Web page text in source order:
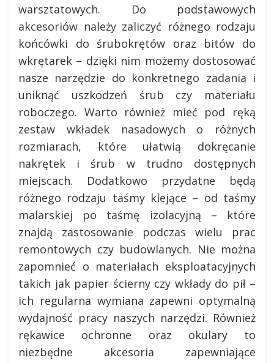
warsztatowych. Do podstawowych
akcesoriów należy zaliczyć różnego rodzaju
końcówki do śrubokrętów oraz bitów do
wkrętarek – dzięki nim możemy dostosować
nasze narzędzie do konkretnego zadania i
uniknąć uszkodzeń śrub czy materiału
roboczego. Warto również mieć pod ręką
zestaw wkładek nasadowych o różnych
rozmiarach, które ułatwią dokręcanie
nakrętek i śrub w trudno dostępnych
miejscach. Dodatkowo przydatne będą
różnego rodzaju taśmy klejące – od taśmy
malarskiej po taśmę izolacyjną – które
znajdą zastosowanie podczas wielu prac
remontowych czy budowlanych. Nie można
zapomnieć o materiałach eksploatacyjnych
takich jak papier ścierny czy wkłady do pił –
ich regularna wymiana zapewni optymalną
wydajność pracy naszych narzędzi. Również
rękawice ochronne oraz okulary to
niezbędne akcesoria zapewniające